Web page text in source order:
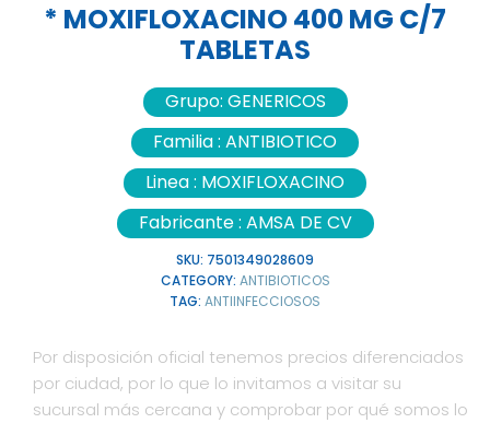
* MOXIFLOXACINO 400 MG C/7
TABLETAS
Grupo: GENERICOS
Familia : ANTIBIOTICO
Linea : MOXIFLOXACINO
Fabricante : AMSA DE CV
SKU: 7501349028609
CATEGORY: ANTIBIOTICOS
TAG: ANTIINFECCIOSOS
Por disposición oficial tenemos precios diferenciados
por ciudad, por lo que lo invitamos a visitar su
sucursal más cercana y comprobar por qué somos lo